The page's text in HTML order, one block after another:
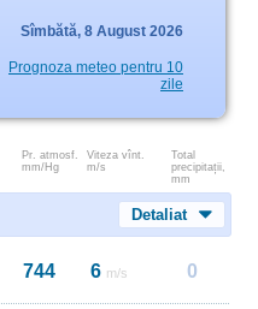
Sîmbătă, 8 August 2026
Prognoza meteo pentru 10
zile
Pr. atmosf.
mm/Hg
Viteza vînt.
m/s
Total
precipitații,
mm
Detaliat
744 6 m/s 0